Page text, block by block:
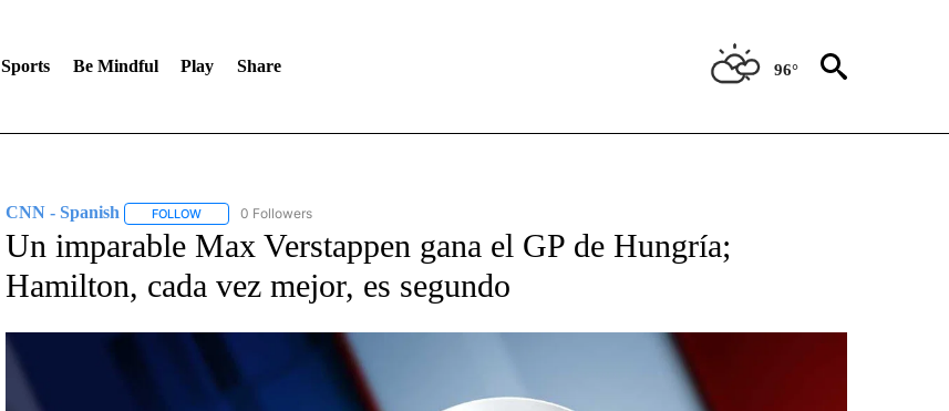
Sports Be Mindful Play Share 96°
CNN - Spanish FOLLOWFOLLOW "CNN - SPANISH" TO RECEIVE NOTIFICATIONS ABOUT NEW PAGES ON "CNN - SPANISH".
0 Followers
Un imparable Max Verstappen gana el GP de Hungría;
Hamilton, cada vez mejor, es segundo